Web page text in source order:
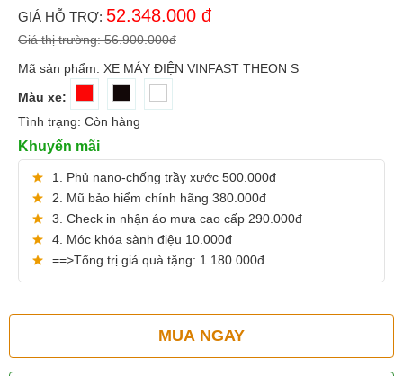
GIÁ HỖ TRỢ: 52.348.000 đ
Giá thị trường:56.900.000đ
Mã sản phẩm: XE MÁY ĐIỆN VINFAST THEON S
Màu xe:
Tình trạng: Còn hàng
Khuyến mãi
1. Phủ nano-chống trầy xước 500.000đ
2. Mũ bảo hiểm chính hãng 380.000đ
3. Check in nhận áo mưa cao cấp 290.000đ
4. Móc khóa sành điệu 10.000đ
==>Tổng trị giá quà tặng: 1.180.000đ
MUA NGAY